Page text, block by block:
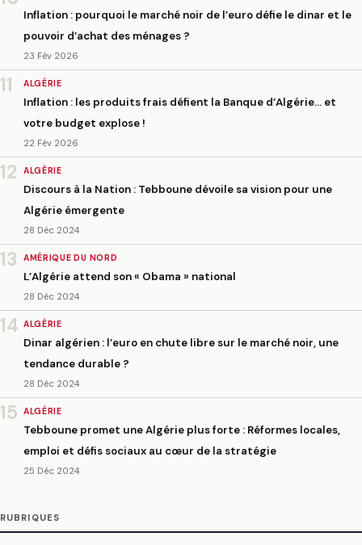
Inflation : pourquoi le marché noir de l’euro défie le dinar et le
pouvoir d’achat des ménages ?
23 Fév 2026
11 ALGÉRIE
Inflation : les produits frais défient la Banque d’Algérie… et
votre budget explose !
22 Fév 2026
12 ALGÉRIE
Discours à la Nation : Tebboune dévoile sa vision pour une
Algérie émergente
28 Déc 2024
13 AMÉRIQUE DU NORD
L’Algérie attend son « Obama » national
28 Déc 2024
14 ALGÉRIE
Dinar algérien : l’euro en chute libre sur le marché noir, une
tendance durable ?
28 Déc 2024
15 ALGÉRIE
Tebboune promet une Algérie plus forte : Réformes locales,
emploi et défis sociaux au cœur de la stratégie
25 Déc 2024
RUBRIQUES